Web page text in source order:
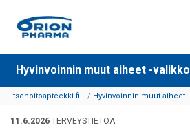
Siirry sisältöön
Hyvinvoinnin muut aiheet -valikko
Itsehoitoapteekki.fi Hyvinvoinnin muut aiheet
11.6.2026 TERVEYSTIETOA